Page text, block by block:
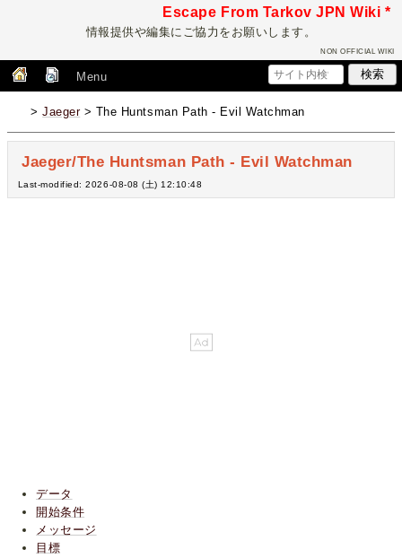
Escape From Tarkov JPN Wiki *
情報提供や編集にご協力をお願いします。
NON OFFICIAL WIKI
Menu
>Jaeger> The Huntsman Path - Evil Watchman
Jaeger/The Huntsman Path - Evil Watchman
Last-modified: 2026-08-08 (土) 12:10:48
データ
開始条件
メッセージ
目標